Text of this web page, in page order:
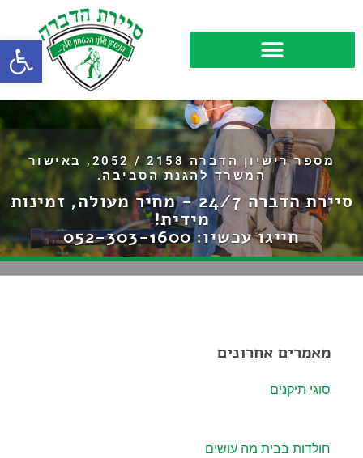
פתח
מספר רישיון הדברה 2158 / 2052, באישור
המשרד להגנת הסביבה.
סיירת הדברה 24/7 - מחיר מעולה, זמינות
מידית!
חייגו עכשיו:052-303-1600
מאמרים אחרונים
סוגי תיקנים
חולדות בבית מה עושים